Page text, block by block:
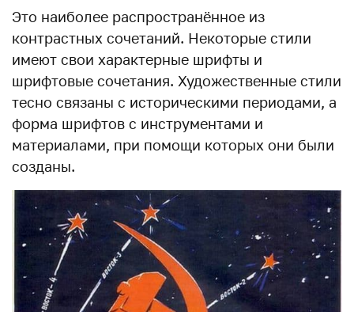
Это наиболее распространённое из
контрастных сочетаний. Некоторые стили
имеют свои характерные шрифты и
шрифтовые сочетания. Художественные стили
тесно связаны с историческими периодами, а
форма шрифтов с инструментами и
материалами, при помощи которых они были
созданы.